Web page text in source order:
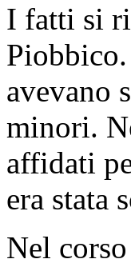
I fatti si
avevano
minori.
affidati
era stata
Nel